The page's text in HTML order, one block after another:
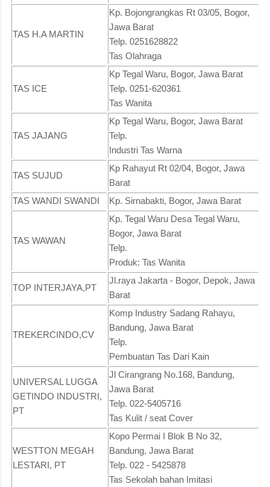
TAS H.A MARTIN
Kp. Bojongrangkas Rt 03/05, Bogor,
Jawa Barat
Telp. 0251628822
Tas Olahraga
TAS ICE
Kp Tegal Waru, Bogor, Jawa Barat
Telp. 0251-620361
Tas Wanita
TAS JAJANG
Kp Tegal Waru, Bogor, Jawa Barat
Telp.
Industri Tas Warna
TAS SUJUD
Kp Rahayut Rt 02/04, Bogor, Jawa
Barat
TAS WANDI SWANDI
Kp. Sirnabakti, Bogor, Jawa Barat
TAS WAWAN
Kp. Tegal Waru Desa Tegal Waru,
Bogor, Jawa Barat
Telp.
Produk: Tas Wanita
TOP INTERJAYA,PT
Jl.raya Jakarta - Bogor, Depok, Jawa
Barat
TREKERCINDO,CV
Komp Industry Sadang Rahayu,
Bandung, Jawa Barat
Telp.
Pembuatan Tas Dari Kain
UNIVERSAL LUGGA
GETINDO INDUSTRI,
PT
Jl Cirangrang No.168, Bandung,
Jawa Barat
Telp. 022-5405716
Tas Kulit / seat Cover
WESTTON MEGAH
LESTARI, PT
Kopo Permai I Blok B No 32,
Bandung, Jawa Barat
Telp. 022 - 5425878
Tas Sekolah bahan Imitasi